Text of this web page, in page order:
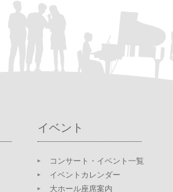
イベント
コンサート・イベント一覧
イベントカレンダー
大ホール座席案内